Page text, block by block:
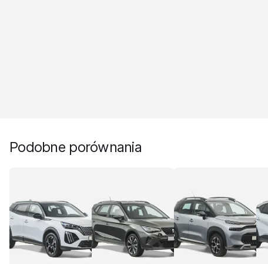
Podobne porównania